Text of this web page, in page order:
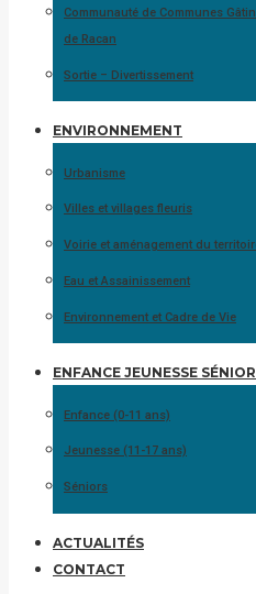
Communauté de Communes
de Racan
Sortie – Divertissement
ENVIRONNEMENT
Urbanisme
Villes et villages fleuris
Voirie et aménagement du
Eau et Assainissement
Environnement et Cadre de Vie
ENFANCE JEUNESSE
Enfance (0-11 ans)
Jeunesse (11-17 ans)
Séniors
ACTUALITÉS
CONTACT